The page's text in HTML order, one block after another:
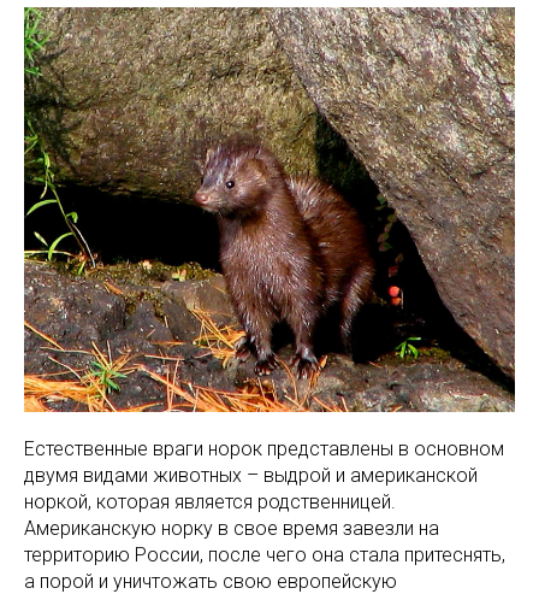
Естественные враги норок представлены в основном
двумя видами животных – выдрой и американской
норкой, которая является родственницей.
Американскую норку в свое время завезли на
территорию России, после чего она стала притеснять,
а порой и уничтожать свою европейскую